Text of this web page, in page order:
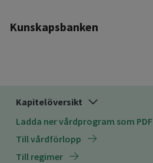
Kunskapsbanken
Kapitelöversikt
Ladda ner vårdprogram som PDF
Till vårdförlopp
Till regimer